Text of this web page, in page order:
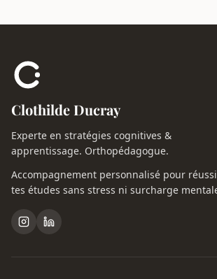
Clothilde Ducray
Experte en stratégies cognitives &
apprentissage. Orthopédagogue.
Accompagnement personnalisé pour
tes études sans stress ni surcharge